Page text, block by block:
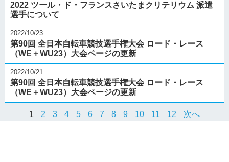
2022 ツール・ド・フランスさいたまクリテリウム 派遣
選手について
2022/10/23
第90回 全日本自転車競技選手権大会 ロード・レース
（WE＋WU23）大会ページの更新
2022/10/21
第90回 全日本自転車競技選手権大会 ロード・レース
（WE＋WU23）大会ページの更新
1 2 3 4 5 6 7 8 9 10 11 12 次へ